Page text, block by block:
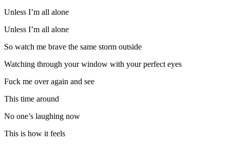
Unless I’m all alone
Unless I’m all alone
So watch me brave the same storm outside
Watching through your window with your perfect eyes
Fuck me over again and see
This time around
No one’s laughing now
This is how it feels